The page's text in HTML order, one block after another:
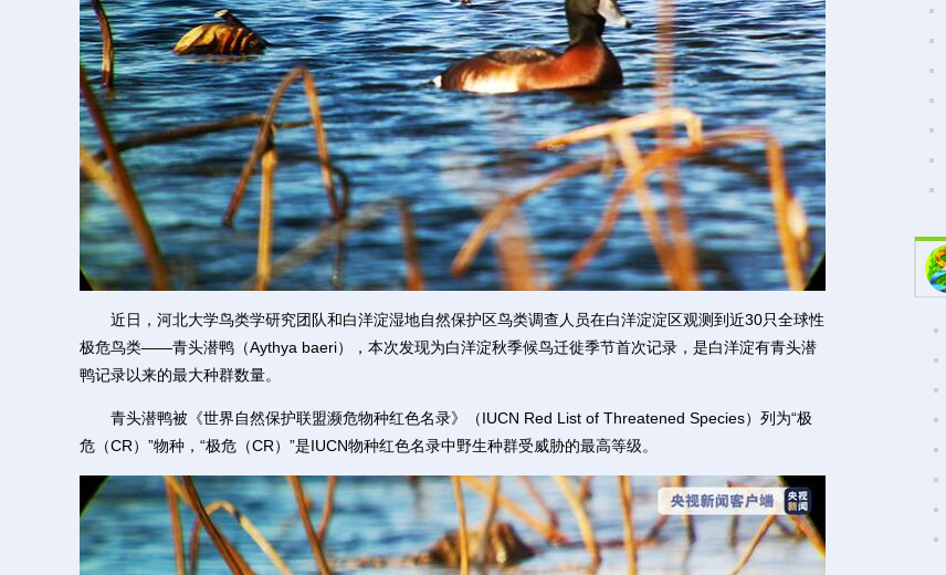
近日，河北大学鸟类学研究团队和白洋淀湿地自然保护区鸟类调查人员在白洋淀淀区观测到近30只全球性
极危鸟类——青头潜鸭（Aythya baeri），本次发现为白洋淀秋季候鸟迁徙季节首次记录，是白洋淀有青头潜
鸭记录以来的最大种群数量。
青头潜鸭被《世界自然保护联盟濒危物种红色名录》（IUCN Red List of Threatened Species）列为“极
危（CR）”物种，“极危（CR）”是IUCN物种红色名录中野生种群受威胁的最高等级。